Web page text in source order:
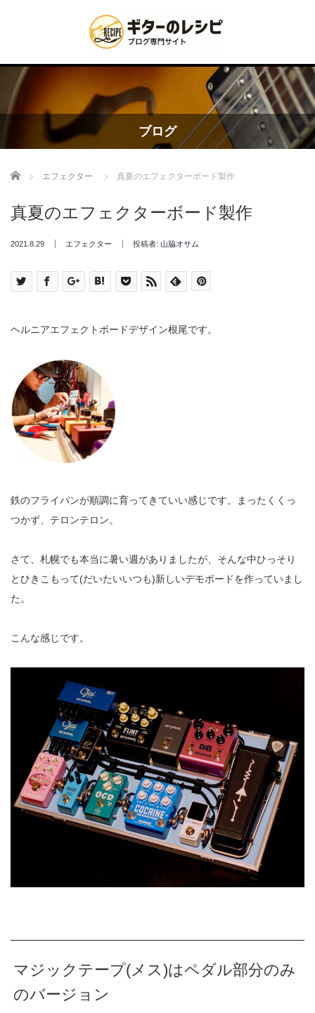
ブログ
Home エフェクター 真夏のエフェクターボード製作
真夏のエフェクターボード製作
2021.8.29 エフェクター 投稿者: 山脇オサム
ヘルニアエフェクトボードデザイン根尾です。
鉄のフライパンが順調に育ってきていい感じです。まったくくっ
つかず、テロンテロン。
さて、札幌でも本当に暑い週がありましたが、そんな中ひっそり
とひきこもって(だいたいいつも)新しいデモボードを作っていまし
た。
こんな感じです。
マジックテープ(メス)はペダル部分のみ
のバージョン